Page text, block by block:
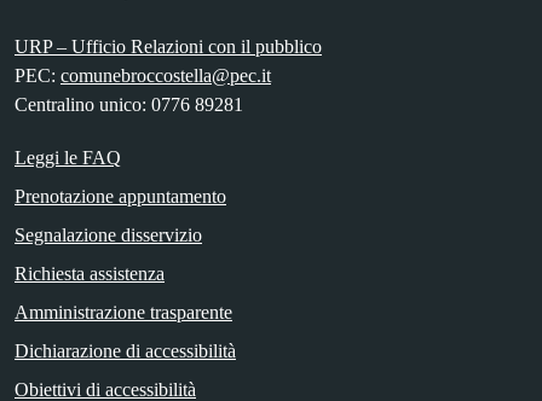
URP – Ufficio Relazioni con il pubblico
PEC: comunebroccostella@pec.it
Centralino unico: 0776 89281
Leggi le FAQ
Prenotazione appuntamento
Segnalazione disservizio
Richiesta assistenza
Amministrazione trasparente
Dichiarazione di accessibilità
Obiettivi di accessibilità